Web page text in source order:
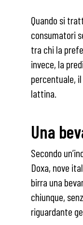
Quando si
consumatori
tra chi la
invece, la
percentuale,
lattina.
Una
Secondo
Doxa, nove
birra una
chiunque,
riguardante